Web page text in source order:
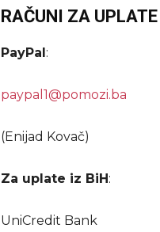
RAČUNI ZA UPLATE
PayPal:
paypal1@pomozi.ba
(Enijad Kovač)
Za uplate iz BiH:
UniCredit Bank